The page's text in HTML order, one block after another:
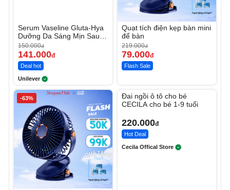
Serum Vaseline Gluta-Hya
Dưỡng Da Sáng Mịn Sau 7
Ngày
150.000đ
141.000đ
Deal hot
Unilever
Quạt tích điện kẹp bàn mini
để bàn
219.000đ
79.000đ
Flash Sale
-63%
Đai ngồi ô tô cho bé
CECILA cho bé 1-9 tuổi
220.000đ
Hot Deal
Cecila Offical Store